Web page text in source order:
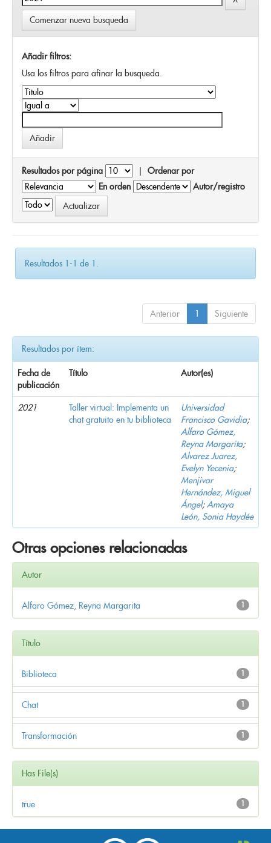
Comenzar nueva busqueda
Añadir filtros:
Usa los filtros para afinar la busqueda.
Resultados por página | Ordenar por
En orden
Autor/registro
Resultados 1-1 de 1.
Anterior 1 Siguiente
Resultados por ítem:
Fecha de
publicación
Título Autor(es)
2021
Taller virtual: Implementa un
chat gratuito en tu biblioteca
Universidad
Francisco Gavidia;
Alfaro Gómez,
Reyna Margarita;
Alvarez Juarez,
Evelyn Yecenia;
Menjivar
Hernández, Miguel
Ángel; Amaya
León, Sonia Haydée
Otras opciones relacionadas
Autor
1
Alfaro Gómez, Reyna Margarita
Título
1
Biblioteca
1
Chat
1
Transformación
Has File(s)
1
true